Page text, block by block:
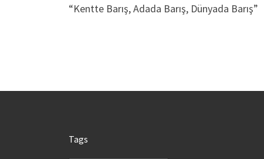
“Kentte Barış, Adada Barış, Dünyada Barış”
Tags